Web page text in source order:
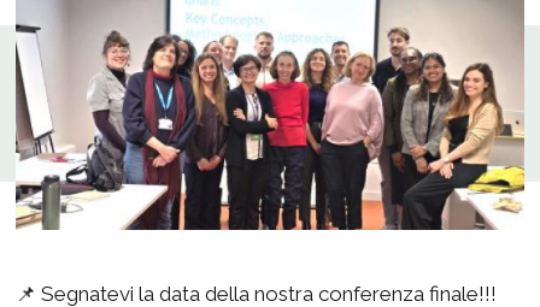
📌 Segnatevi la data della nostra conferenza finale!!!